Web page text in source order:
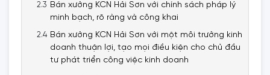
Bán xưởng KCN Hải Sơn với chính sách pháp lý
minh bạch, rõ ràng và công khai
Bán xưởng KCN Hải Sơn với một môi trưởng kinh
doanh thuận lợi, tạo mọi điều kiện cho chủ đầu
tư phát triển công việc kinh doanh